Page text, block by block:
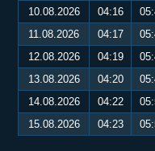
10.08.2026
04:16
11.08.2026
04:17
12.08.2026
04:19
13.08.2026
04:20
14.08.2026
04:22
15.08.2026
04:23